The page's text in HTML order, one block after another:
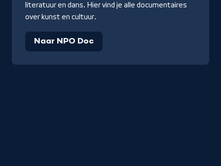
literatuur en dans. Hier vind je alle documentaires
over kunst en cultuur.
Naar NPO Doc